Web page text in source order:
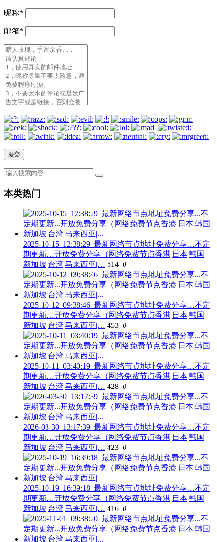
昵称*
邮箱*
本类热门
2025-10-15_12:38:29_最新网络节点地址免费分享…不定
期更新…开放免费分享（网络免费节点香港|日本|韩国|
新加坡|台湾|马来西亚|… 514 0
2025-10-12_09:38:46_最新网络节点地址免费分享…不定
期更新…开放免费分享（网络免费节点香港|日本|韩国|
新加坡|台湾|马来西亚|… 453 0
2025-10-11_03:40:19_最新网络节点地址免费分享…不定
期更新…开放免费分享（网络免费节点香港|日本|韩国|
新加坡|台湾|马来西亚|… 428 0
2026-03-30_13:17:39_最新网络节点地址免费分享…不定
期更新…开放免费分享（网络免费节点香港|日本|韩国|
新加坡|台湾|马来西亚|… 423 0
2025-10-19_16:39:18_最新网络节点地址免费分享…不定
期更新…开放免费分享（网络免费节点香港|日本|韩国|
新加坡|台湾|马来西亚|… 416 0